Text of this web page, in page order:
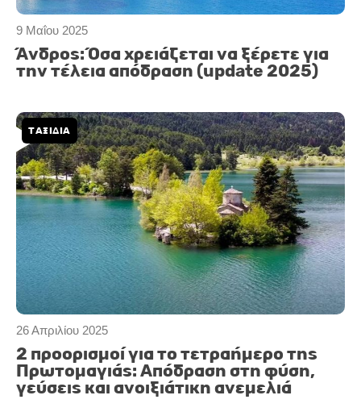
9 Μαΐου 2025
Άνδρος: Όσα χρειάζεται να ξέρετε για
την τέλεια απόδραση (update 2025)
26 Απριλίου 2025
ΤΑΞΙΔΙΑ
2 προορισμοί για το τετραήμερο της
Πρωτομαγιάς: Απόδραση στη φύση,
γεύσεις και ανοιξιάτικη ανεμελιά